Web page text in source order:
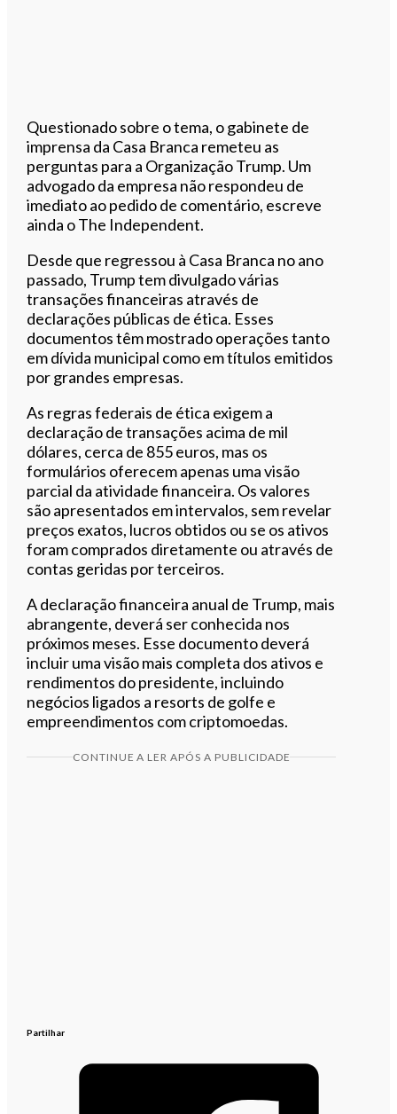
Questionado sobre o tema, o gabinete de
imprensa da Casa Branca remeteu as
perguntas para a Organização Trump. Um
advogado da empresa não respondeu de
imediato ao pedido de comentário, escreve
ainda o The Independent.
Desde que regressou à Casa Branca no ano
passado, Trump tem divulgado várias
transações financeiras através de
declarações públicas de ética. Esses
documentos têm mostrado operações tanto
em dívida municipal como em títulos emitidos
por grandes empresas.
As regras federais de ética exigem a
declaração de transações acima de mil
dólares, cerca de 855 euros, mas os
formulários oferecem apenas uma visão
parcial da atividade financeira. Os valores
são apresentados em intervalos, sem revelar
preços exatos, lucros obtidos ou se os ativos
foram comprados diretamente ou através de
contas geridas por terceiros.
A declaração financeira anual de Trump, mais
abrangente, deverá ser conhecida nos
próximos meses. Esse documento deverá
incluir uma visão mais completa dos ativos e
rendimentos do presidente, incluindo
negócios ligados a resorts de golfe e
empreendimentos com criptomoedas.
CONTINUE A LER APÓS A PUBLICIDADE
Partilhar